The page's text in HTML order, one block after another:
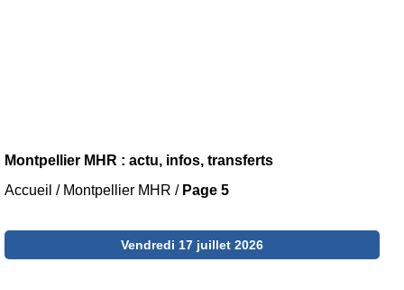
Montpellier MHR : actu, infos, transferts
Accueil / Montpellier MHR / Page 5
Vendredi 17 juillet 2026